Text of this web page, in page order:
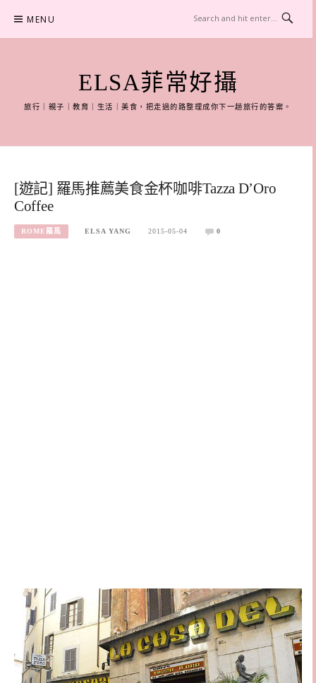
content
MENU
ELSA菲常好攝
旅行｜親子｜教育｜生活｜美食，把走過的路整理成你下一趟旅行的答案。
[遊記] 羅馬推薦美食金杯咖啡Tazza D’Oro
Coffee
ROME羅馬 ELSA YANG 2015-05-04 0